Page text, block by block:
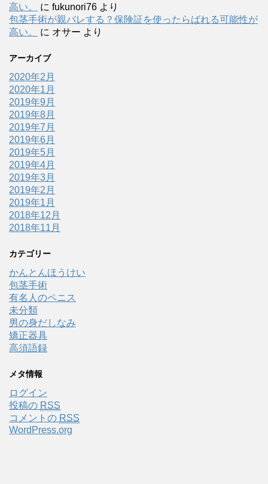
高い。
に fukunori76 より
包茎手術が親バレする？保険証を使ったらばれる可能性が
高い。
に オサー より
アーカイブ
2020年2月
2020年1月
2019年9月
2019年8月
2019年7月
2019年6月
2019年5月
2019年4月
2019年3月
2019年2月
2019年1月
2018年12月
2018年11月
カテゴリー
かんとんほうけい
包茎手術
有名人のペニス
未分類
男の身だしなみ
矯正器具
高須語録
メタ情報
ログイン
投稿の RSS
コメントの RSS
WordPress.org